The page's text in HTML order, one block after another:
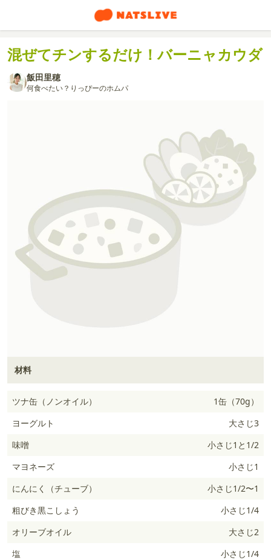
混ぜてチンするだけ！バーニャカウダ
飯田里穂
何食べたい？りっぴーのホムパ
材料
ツナ缶（ノンオイル）
1缶（70g）
ヨーグルト
大さじ3
味噌
小さじ1と1/2
マヨネーズ
小さじ1
にんにく（チューブ）
小さじ1/2〜1
粗びき黒こしょう
小さじ1/4
オリーブオイル
大さじ2
塩
小さじ1/4